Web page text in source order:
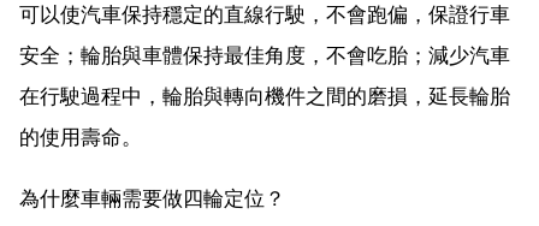
可以使汽車保持穩定的直線行駛，不會跑偏，保證行車
安全；輪胎與車體保持最佳角度，不會吃胎；減少汽車
在行駛過程中，輪胎與轉向機件之間的磨損，延長輪胎
的使用壽命。
為什麼車輛需要做四輪定位？